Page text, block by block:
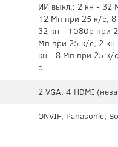
ИИ выкл.: 2 кн - 32
12 Мп при 25 к/с,
32 кн - 1080p при
Мп при 25 к/с, 2
кн - 8 Мп при 25 к/
с.
2 VGA, 4 HDMI
ONVIF, Panasonic,